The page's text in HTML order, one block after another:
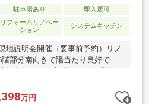
駐車場あり 即入居可
リフォームリノベー
ション
システムキッチン
地説明会開催（要事前予約）リノ
部分南向きで陽当たり良好で
に多数あり、生活至便な住環境♪
地です！
万円